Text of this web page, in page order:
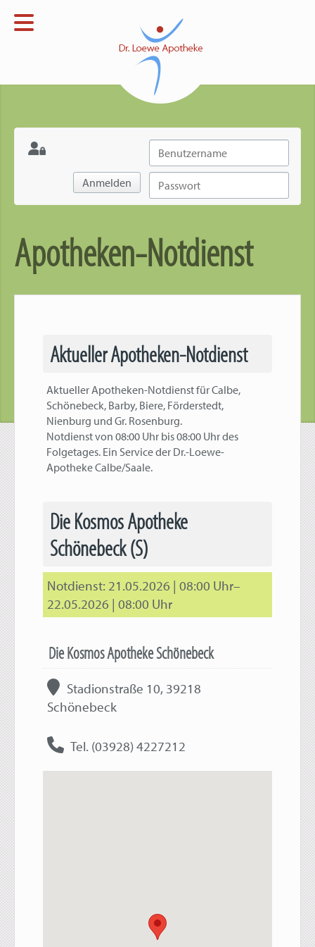
Apotheke Open submenu
Impressum
Anmelden
Apotheken-Notdienst
Aktueller Apotheken-Notdienst
Aktueller Apotheken-Notdienst für Calbe,
Schönebeck, Barby, Biere, Förderstedt,
Nienburg und Gr. Rosenburg.
Notdienst von 08:00 Uhr bis 08:00 Uhr des
Folgetages. Ein Service der Dr.-Loewe-
Apotheke Calbe/Saale.
Die Kosmos Apotheke
Schönebeck (S)
21.05.2026 | 08:00 Uhr–
22.05.2026 | 08:00 Uhr
Die Kosmos Apotheke Schönebeck
Stadionstraße 10, 39218
Schönebeck
Tel. (03928) 4227212